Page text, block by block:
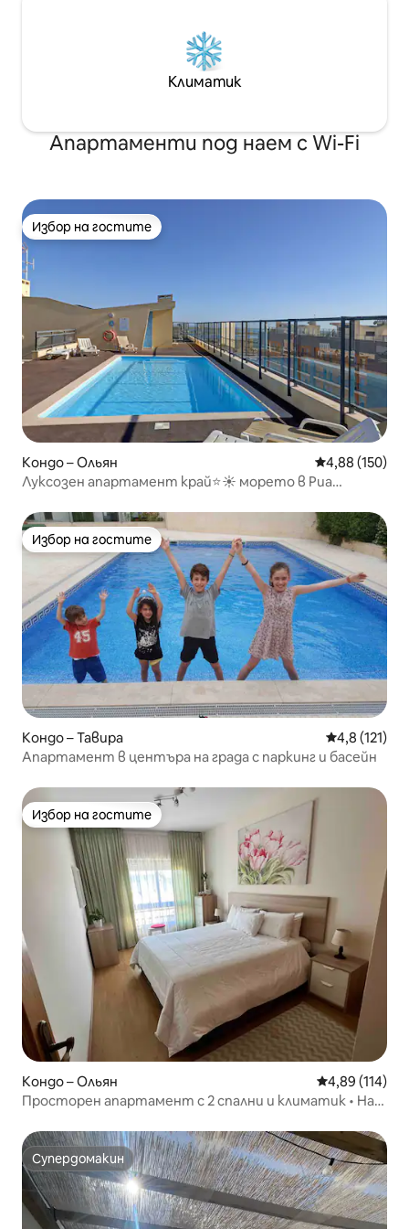
Климатик
Апартаменти под наем с Wi-Fi
Избор на гостите
Избор на гостите
Кондо – Ольян Средна
4,88 (150)
Луксозен апартамент край⭐️☀️ морето в Риа
Избор на гостите
Избор на гостите
Кондо – Тавира Средна
4,8 (121)
Апартамент в центъра на града с паркинг и басейн
Избор на гостите
Избор на гостите
Кондо – Ольян Средна
4,89 (114)
Просторен апартамент с 2 спални и климатик • На
семейства
Супердомакин
Супердомакин